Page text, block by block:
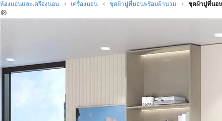
ห้องนอนและเครื่องนอน เครื่องนอน ชุดผ้าปูที่นอนพร้อมผ้านวม ชุดผ้าปูที่นอน